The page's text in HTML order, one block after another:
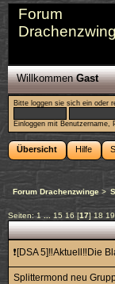
Forum
WillkommenGast
Bitte loggen sie sich ein oder
Einloggen mit Benutzername,
Übersicht Hilfe
Forum Drachenzwinge >
Seiten:1 ... 15 16 [17] 18 19
❗[DSA 5]‼️Aktuell‼️Die
Splittermond neu